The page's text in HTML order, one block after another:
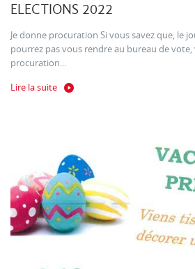
ELECTIONS 2022
Je donne procuration Si vous savez que, le
pourrez pas vous rendre au bureau de
procuration...
Lire la suite